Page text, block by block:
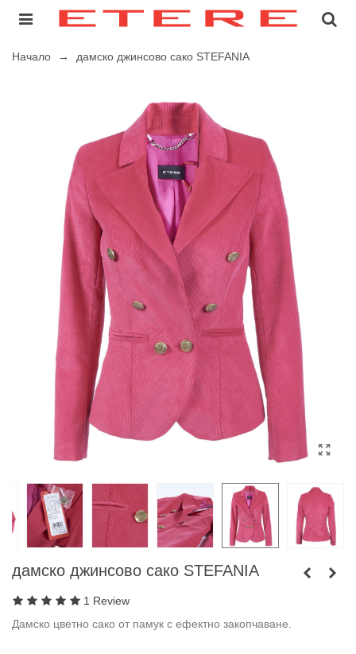
Начало → дамско джинсово сако STEFANIA
дамско джинсово сако STEFANIA
1 Review
Дамско цветно сако от памук с ефектно закопчаване.